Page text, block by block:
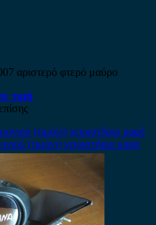
αριστερό φτερό μαύρο
τιμή
(τιμόνι) χειριστήριο καφέ